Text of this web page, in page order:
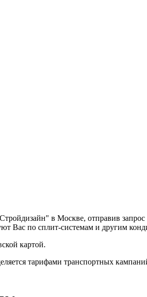
в Москве, отправив запрос
Вас по сплит-системам и другим
картой.
тарифами транспортных